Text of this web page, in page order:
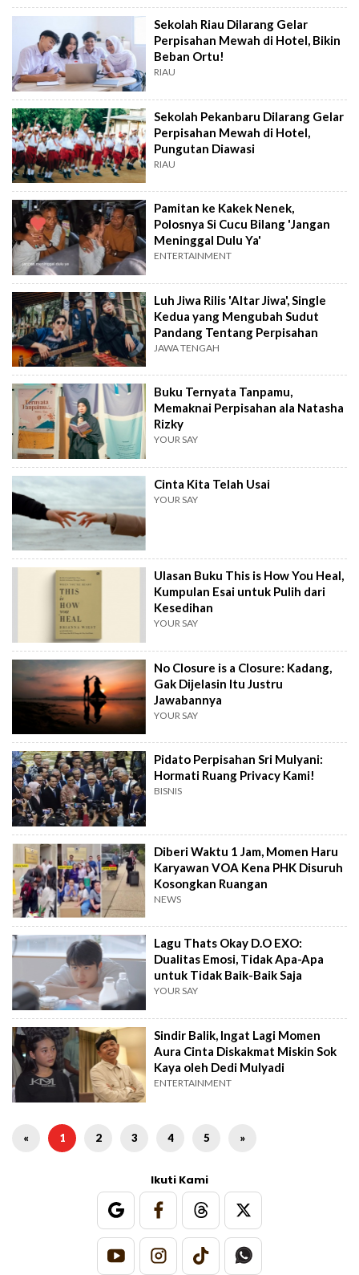
Sekolah Riau Dilarang Gelar
Perpisahan Mewah di Hotel, Bikin
Beban Ortu!
RIAU
Sekolah Pekanbaru Dilarang Gelar
Perpisahan Mewah di Hotel,
Pungutan Diawasi
RIAU
Pamitan ke Kakek Nenek,
Polosnya Si Cucu Bilang 'Jangan
Meninggal Dulu Ya'
ENTERTAINMENT
Luh Jiwa Rilis 'Altar Jiwa', Single
Kedua yang Mengubah Sudut
Pandang Tentang Perpisahan
JAWA TENGAH
Buku Ternyata Tanpamu,
Memaknai Perpisahan ala Natasha
Rizky
YOUR SAY
Cinta Kita Telah Usai
YOUR SAY
Ulasan Buku This is How You Heal,
Kumpulan Esai untuk Pulih dari
Kesedihan
YOUR SAY
No Closure is a Closure: Kadang,
Gak Dijelasin Itu Justru
Jawabannya
YOUR SAY
Pidato Perpisahan Sri Mulyani:
Hormati Ruang Privacy Kami!
BISNIS
Diberi Waktu 1 Jam, Momen Haru
Karyawan VOA Kena PHK Disuruh
Kosongkan Ruangan
NEWS
Lagu Thats Okay D.O EXO:
Dualitas Emosi, Tidak Apa-Apa
untuk Tidak Baik-Baik Saja
YOUR SAY
Sindir Balik, Ingat Lagi Momen
Aura Cinta Diskakmat Miskin Sok
Kaya oleh Dedi Mulyadi
ENTERTAINMENT
« 1 2 3 4 5 »
Ikuti Kami